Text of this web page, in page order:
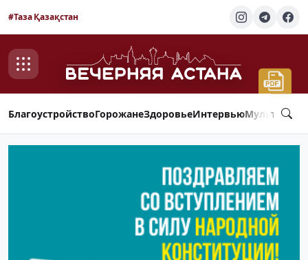
#Таза Қазақстан
БлагоустройствоГорожанеЗдоровьеИнтервью